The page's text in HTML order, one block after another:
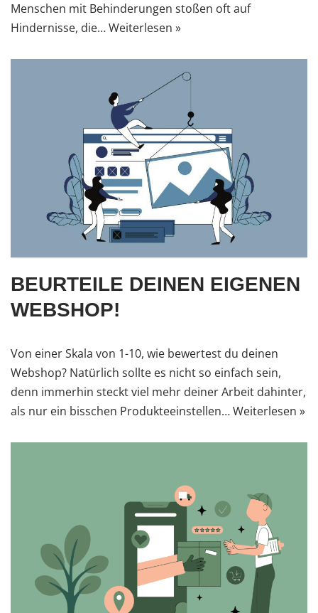
Menschen mit Behinderungen stoßen oft auf
Hindernisse, die…Weiterlesen »
BEURTEILE DEINEN EIGENEN
WEBSHOP!
Von einer Skala von 1-10, wie bewertest du deinen
Webshop? Natürlich sollte es nicht so einfach sein,
denn immerhin steckt viel mehr deiner Arbeit dahinter,
als nur ein bisschen Produkteeinstellen…Weiterlesen »